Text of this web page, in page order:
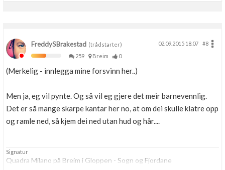
FreddySBrakestad (trådstarter) 02.09.2015 18.07
#8
259
Breim 0
(Merkelig - innlegga mine forsvinn her..)
Men ja, eg vil pynte. Og så vil eg gjere det meir barnevennlig.
Det er så mange skarpe kantar her no, at om dei skulle klatre opp
og ramle ned, så kjem dei ned utan hud og hår....
Signatur
Quadra Milano på Breim i Gloppen - Sogn og Fjordane